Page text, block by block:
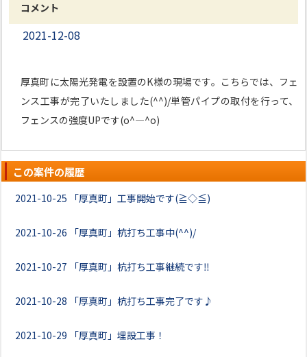
コメント
2021-12-08
厚真町に太陽光発電を設置のK様の現場です。こちらでは、フェ
ンス工事が完了いたしました(^^)/単管パイプの取付を行って、
フェンスの強度UPです(o^―^o)
この案件の履歴
2021-10-25 「厚真町」工事開始です(≧◇≦)
2021-10-26 「厚真町」杭打ち工事中(^^)/
2021-10-27 「厚真町」杭打ち工事継続です‼
2021-10-28 「厚真町」杭打ち工事完了です♪
2021-10-29 「厚真町」埋設工事！